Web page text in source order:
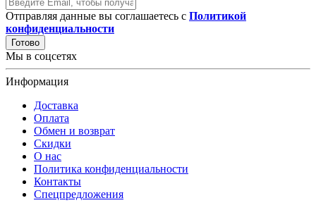
Отправляя данные вы соглашаетесь с Политикой
конфиденциальности
Готово
Мы в соцсетях
Информация
Доставка
Оплата
Обмен и возврат
Скидки
О нас
Политика конфиденциальности
Контакты
Спецпредложения